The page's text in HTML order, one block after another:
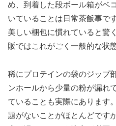
め、到着した段ボール箱がベ
いていることは日常茶飯事で
美しい梱包に慣れていると驚
販ではこれがごく一般的な状
稀にプロテインの袋のジップ
ンホールから少量の粉が漏れ
ていることも実際にあります
題がないことがほとんどです